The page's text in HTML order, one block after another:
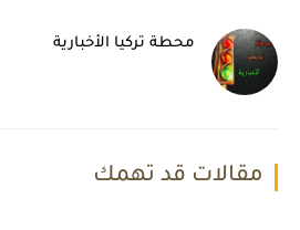
محطة تركيا الأخبارية
مقالات قد تهمك